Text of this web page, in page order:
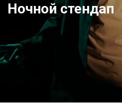
Ночной стендап